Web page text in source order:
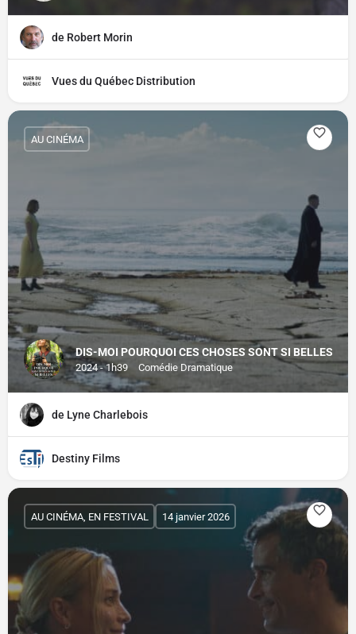
de Robert Morin
Vues du Québec Distribution
DIS-MOI POURQUOI CES CHOSES SONT SI BELLES
2024 - 1h39 Comédie Dramatique
AU CINÉMA
de Lyne Charlebois
Destiny Films
AU CINÉMA, EN FESTIVAL 14 janvier 2026